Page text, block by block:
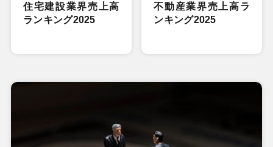
住宅建設業界売上高
ランキング2025
不動産業界売上高ラ
ンキング2025